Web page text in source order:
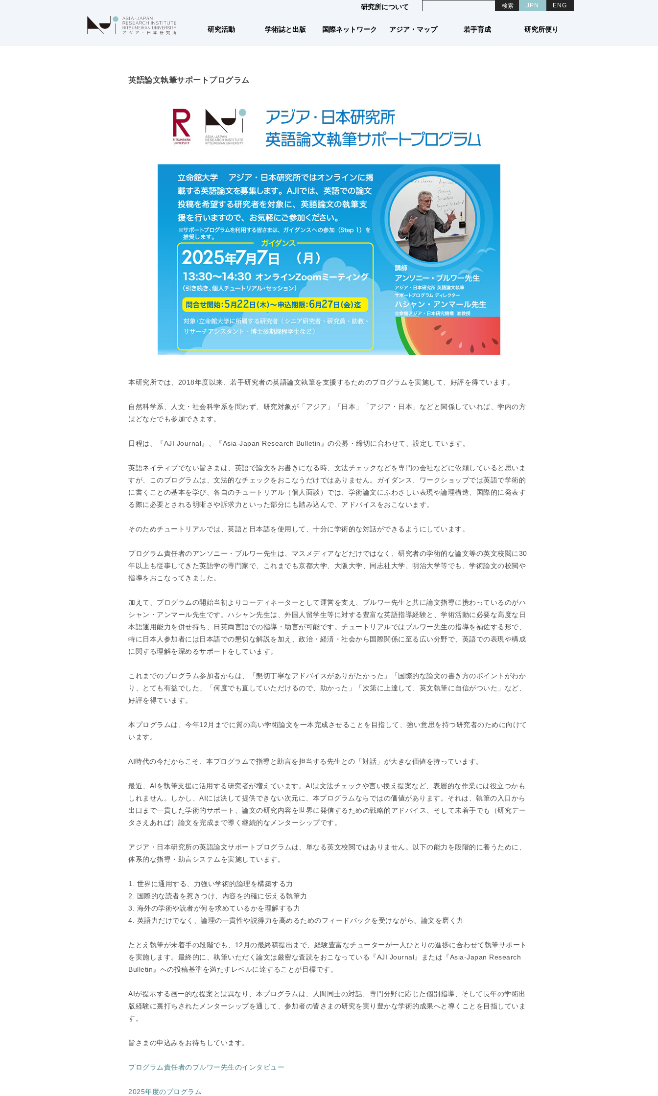
研究所について
研究活動 学術誌と出版 国際ネットワーク アジア・マップ 若手育成 研究所便り
JPN ENG
英語論文執筆サポートプログラム
本研究所では、2018年度以来、若手研究者の英語論文執筆を支援するためのプログラムを実施して、好評を得ています。
自然科学系、人文・社会科学系を問わず、研究対象が「アジア」「日本」「アジア・日本」などと関係していれば、学内の方
はどなたでも参加できます。
日程は、『AJI Journal』、『Asia-Japan Research Bulletin』の公募・締切に合わせて、設定しています。
英語ネイティブでない皆さまは、英語で論文をお書きになる時、文法チェックなどを専門の会社などに依頼していると思いま
すが、このプログラムは、文法的なチェックをおこなうだけではありません。ガイダンス、ワークショップでは英語で学術的
に書くことの基本を学び、各自のチュートリアル（個人面談）では、学術論文にふわさしい表現や論理構造、国際的に発表す
る際に必要とされる明晰さや訴求力といった部分にも踏み込んで、アドバイスをおこないます。
そのためチュートリアルでは、英語と日本語を使用して、十分に学術的な対話ができるようにしています。
プログラム責任者のアンソニー・ブルワー先生は、マスメディアなどだけではなく、研究者の学術的な論文等の英文校閲に30
年以上も従事してきた英語学の専門家で、これまでも京都大学、大阪大学、同志社大学、明治大学等でも、学術論文の校閲や
指導をおこなってきました。
加えて、プログラムの開始当初よりコーディネーターとして運営を支え、ブルワー先生と共に論文指導に携わっているのがハ
シャン・アンマール先生です。ハシャン先生は、外国人留学生等に対する豊富な英語指導経験と、学術活動に必要な高度な日
本語運用能力を併せ持ち、日英両言語での指導・助言が可能です。チュートリアルではブルワー先生の指導を補佐する形で、
特に日本人参加者には日本語での懇切な解説を加え、政治・経済・社会から国際関係に至る広い分野で、英語での表現や構成
に関する理解を深めるサポートをしています。
これまでのプログラム参加者からは、「懇切丁寧なアドバイスがありがたかった」「国際的な論文の書き方のポイントがわか
り、とても有益でした」「何度でも直していただけるので、助かった」「次第に上達して、英文執筆に自信がついた」など、
好評を得ています。
本プログラムは、今年12月までに質の高い学術論文を一本完成させることを目指して、強い意思を持つ研究者のために向けて
います。
AI時代の今だからこそ、本プログラムで指導と助言を担当する先生との「対話」が大きな価値を持っています。
最近、AIを執筆支援に活用する研究者が増えています。AIは文法チェックや言い換え提案など、表層的な作業には役立つかも
しれません。しかし、AIには決して提供できない次元に、本プログラムならではの価値があります。それは、執筆の入口から
出口まで一貫した学術的サポート、論文の研究内容を世界に発信するための戦略的アドバイス、そして未着手でも（研究デー
タさえあれば）論文を完成まで導く継続的なメンターシップです。
アジア・日本研究所の英語論文サポートプログラムは、単なる英文校閲ではありません。以下の能力を段階的に養うために、
体系的な指導・助言システムを実施しています。
1. 世界に通用する、力強い学術的論理を構築する力
2. 国際的な読者を惹きつけ、内容を的確に伝える執筆力
3. 海外の学術や読者が何を求めているかを理解する力
4. 英語力だけでなく、論理の一貫性や説得力を高めるためのフィードバックを受けながら、論文を磨く力
たとえ執筆が未着手の段階でも、12月の最終稿提出まで、経験豊富なチューターが一人ひとりの進捗に合わせて執筆サポート
を実施します。最終的に、執筆いただく論文は厳密な査読をおこなっている『AJI Journal』または『Asia-Japan Research
Bulletin』への投稿基準を満たすレベルに達することが目標です。
AIが提示する画一的な提案とは異なり、本プログラムは、人間同士の対話、専門分野に応じた個別指導、そして長年の学術出
版経験に裏打ちされたメンターシップを通して、参加者の皆さまの研究を実り豊かな学術的成果へと導くことを目指していま
す。
皆さまの申込みをお待ちしています。
プログラム責任者のブルワー先生のインタビュー
2025年度のプログラム